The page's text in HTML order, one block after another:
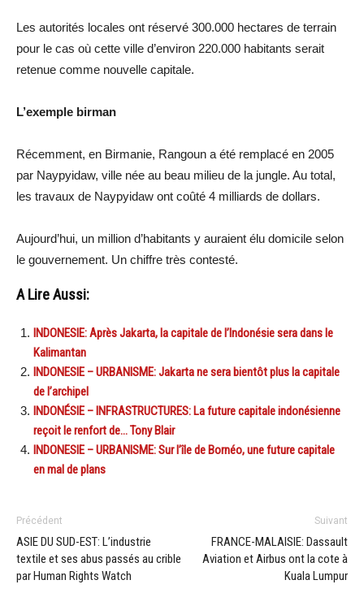
Les autorités locales ont réservé 300.000 hectares de terrain
pour le cas où cette ville d’environ 220.000 habitants serait
retenue comme nouvelle capitale.
L’exemple birman
Récemment, en Birmanie, Rangoun a été remplacé en 2005
par Naypyidaw, ville née au beau milieu de la jungle. Au total,
les travaux de Naypyidaw ont coûté 4 milliards de dollars.
Aujourd’hui, un million d’habitants y auraient élu domicile selon
le gouvernement. Un chiffre très contesté.
A Lire Aussi:
INDONESIE: Après Jakarta, la capitale de l’Indonésie sera dans le
Kalimantan
INDONESIE – URBANISME: Jakarta ne sera bientôt plus la capitale
de l’archipel
INDONÉSIE – INFRASTRUCTURES: La future capitale indonésienne
reçoit le renfort de… Tony Blair
INDONESIE – URBANISME: Sur l’île de Bornéo, une future capitale
en mal de plans
Précédent
ASIE DU SUD-EST: L’industrie
textile et ses abus passés au crible
par Human Rights Watch
Suivant
FRANCE-MALAISIE: Dassault
Aviation et Airbus ont la cote à
Kuala Lumpur